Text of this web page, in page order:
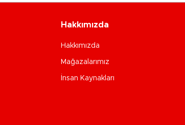
Hakkımızda
Hakkımızda
Mağazalarımız
İnsan Kaynakları